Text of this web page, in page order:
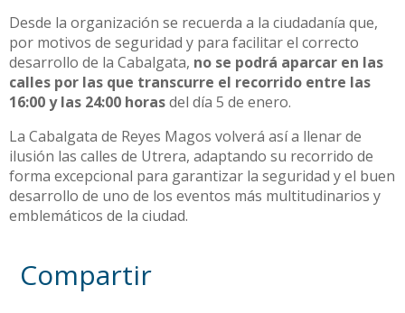
Desde la organización se recuerda a la ciudadanía que,
por motivos de seguridad y para facilitar el correcto
desarrollo de la Cabalgata, no se podrá aparcar en las
calles por las que transcurre el recorrido entre las
16:00 y las 24:00 horasdel día 5 de enero.
La Cabalgata de Reyes Magos volverá así a llenar de
ilusión las calles de Utrera, adaptando su recorrido de
forma excepcional para garantizar la seguridad y el buen
desarrollo de uno de los eventos más multitudinarios y
emblemáticos de la ciudad.
Compartir